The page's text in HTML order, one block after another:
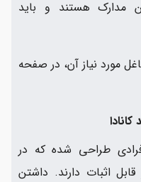
مدارک هستند و باید
مورد نیاز آن، در صفحه
طراحی شده که در
اثبات دارند. داشتن